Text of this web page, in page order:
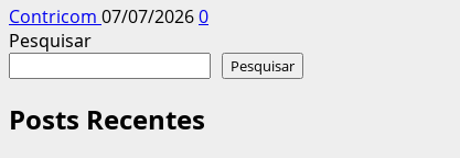
Contricom 07/07/20260
Pesquisar
Pesquisar
Posts Recentes